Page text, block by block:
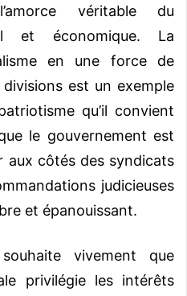
véritable du
et économique. La
en une force de
est un exemple
qu’il convient
le gouvernement est
aux côtés des syndicats
judicieuses
et épanouissant.
vivement que
privilégie les intérêts